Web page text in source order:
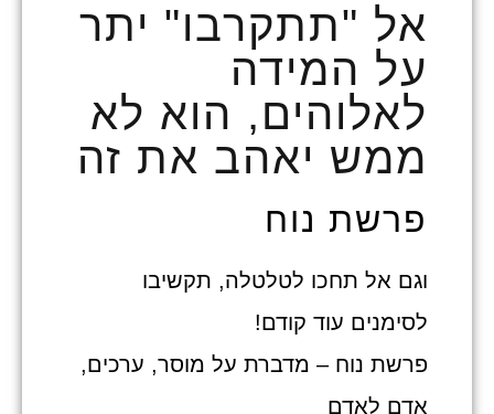
אל "תתקרבו" יתר
על המידה
לאלוהים, הוא לא
ממש יאהב את זה
פרשת נוח
וגם אל תחכו לטלטלה, תקשיבו
לסימנים עוד קודם!
פרשת נוח – מדברת על מוסר, ערכים,
אדם לאדם